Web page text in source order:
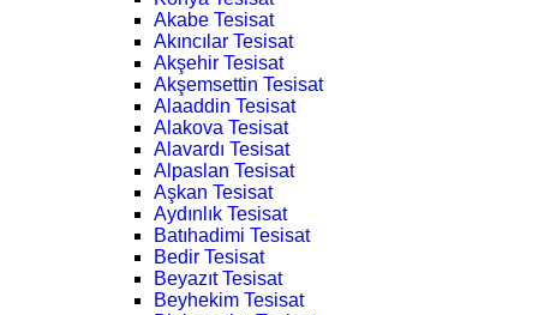
Akabe Tesisat
Akıncılar Tesisat
Akşehir Tesisat
Akşemsettin Tesisat
Alaaddin Tesisat
Alakova Tesisat
Alavardı Tesisat
Alpaslan Tesisat
Aşkan Tesisat
Aydınlık Tesisat
Batıhadimi Tesisat
Bedir Tesisat
Beyazıt Tesisat
Beyhekim Tesisat